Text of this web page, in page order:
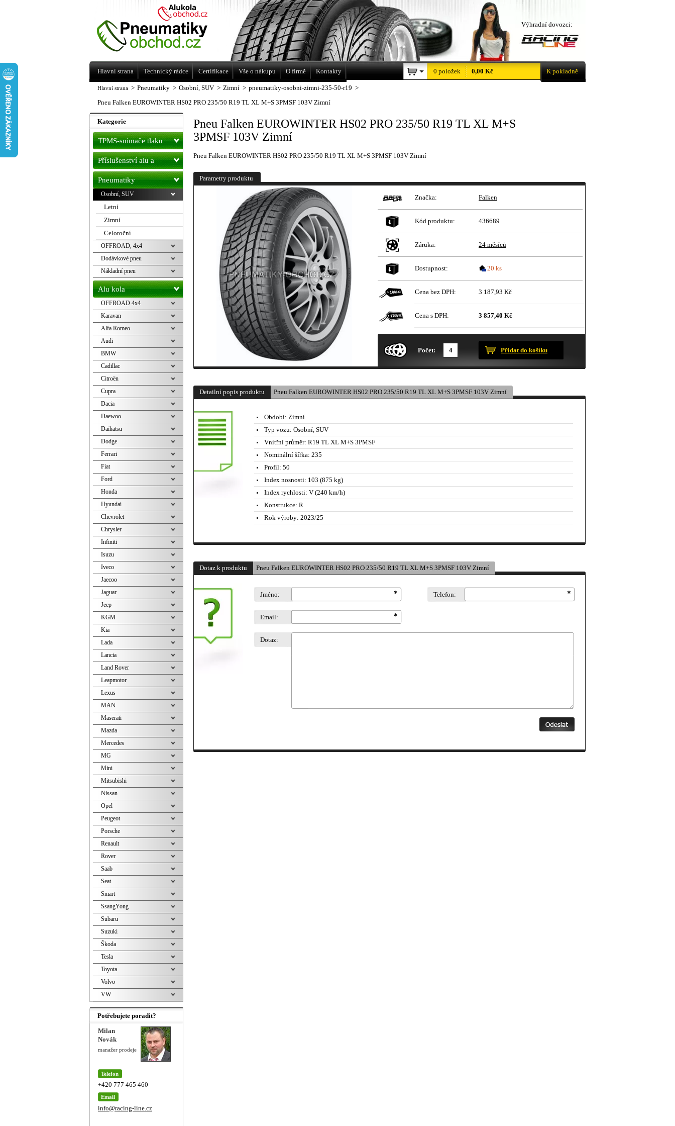
Hlavní strana > Pneumatiky > Osobní, SUV > Zimní > pneumatiky-osobni-zimni-235-50-r19 >
Pneu Falken EUROWINTER HS02 PRO 235/50 R19 TL XL M+S 3PMSF 103V Zimní
Pneu Falken EUROWINTER HS02 PRO 235/50 R19 TL XL M+S
3PMSF 103V Zimní
Pneu Falken EUROWINTER HS02 PRO 235/50 R19 TL XL M+S 3PMSF 103V Zimní
Parametry produktu
Značka: Falken
Kód produktu: 436689
Záruka: 24 měsíců
Dostupnost: 20 ks
Cena bez DPH: 3 187,93 Kč
Cena s DPH: 3 857,40 Kč
Počet: Přidat do košíku
Detailní popis produktu Pneu Falken EUROWINTER HS02 PRO 235/50 R19 TL XL M+S 3PMSF 103V Zimní
Období: Zimní
Typ vozu: Osobní, SUV
Vnitřní průměr: R19 TL XL M+S 3PMSF
Nominální šířka: 235
Profil: 50
Index nosnosti: 103 (875 kg)
Index rychlosti: V (240 km/h)
Konstrukce: R
Rok výroby: 2023/25
Dotaz k produktu Pneu Falken EUROWINTER HS02 PRO 235/50 R19 TL XL M+S 3PMSF 103V Zimní
Jméno: Telefon:
Email:
Dotaz:
Kategorie
TPMS-snímače tlaku
Příslušenství alu a
pneu
Pneumatiky
Osobní, SUV
Letní
Zimní
Celoroční
OFFROAD, 4x4
Dodávkové pneu
Nákladní pneu
Alu kola
OFFROAD 4x4
Karavan
Alfa Romeo
Audi
BMW
Cadillac
Citroën
Cupra
Dacia
Daewoo
Daihatsu
Dodge
Ferrari
Fiat
Ford
Honda
Hyundai
Chevrolet
Chrysler
Infiniti
Isuzu
Iveco
Jaecoo
Jaguar
Jeep
KGM
Kia
Lada
Lancia
Land Rover
Leapmotor
Lexus
MAN
Maserati
Mazda
Mercedes
MG
Mini
Mitsubishi
Nissan
Opel
Peugeot
Porsche
Renault
Rover
Saab
Seat
Smart
SsangYong
Subaru
Suzuki
Škoda
Tesla
Toyota
Volvo
VW
Potřebujete poradit?
Milan
Novák
manažer prodeje
Telefon
+420 777 465 460
Email
info@racing-line.cz
Levné pneumatiky letní, zimní, Alu kola
a litá kola Racing Line
Výhradní dovozci:
Hlavní strana Technický rádce Certifikace Vše o nákupu O firmě Kontakty 0 položek 0,00 Kč K pokladně